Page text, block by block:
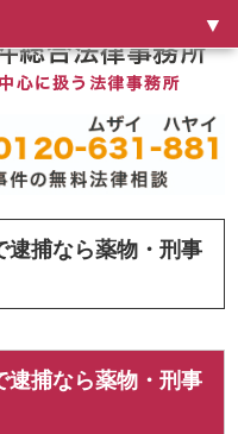
捕なら薬物・刑事
捕なら薬物・刑事